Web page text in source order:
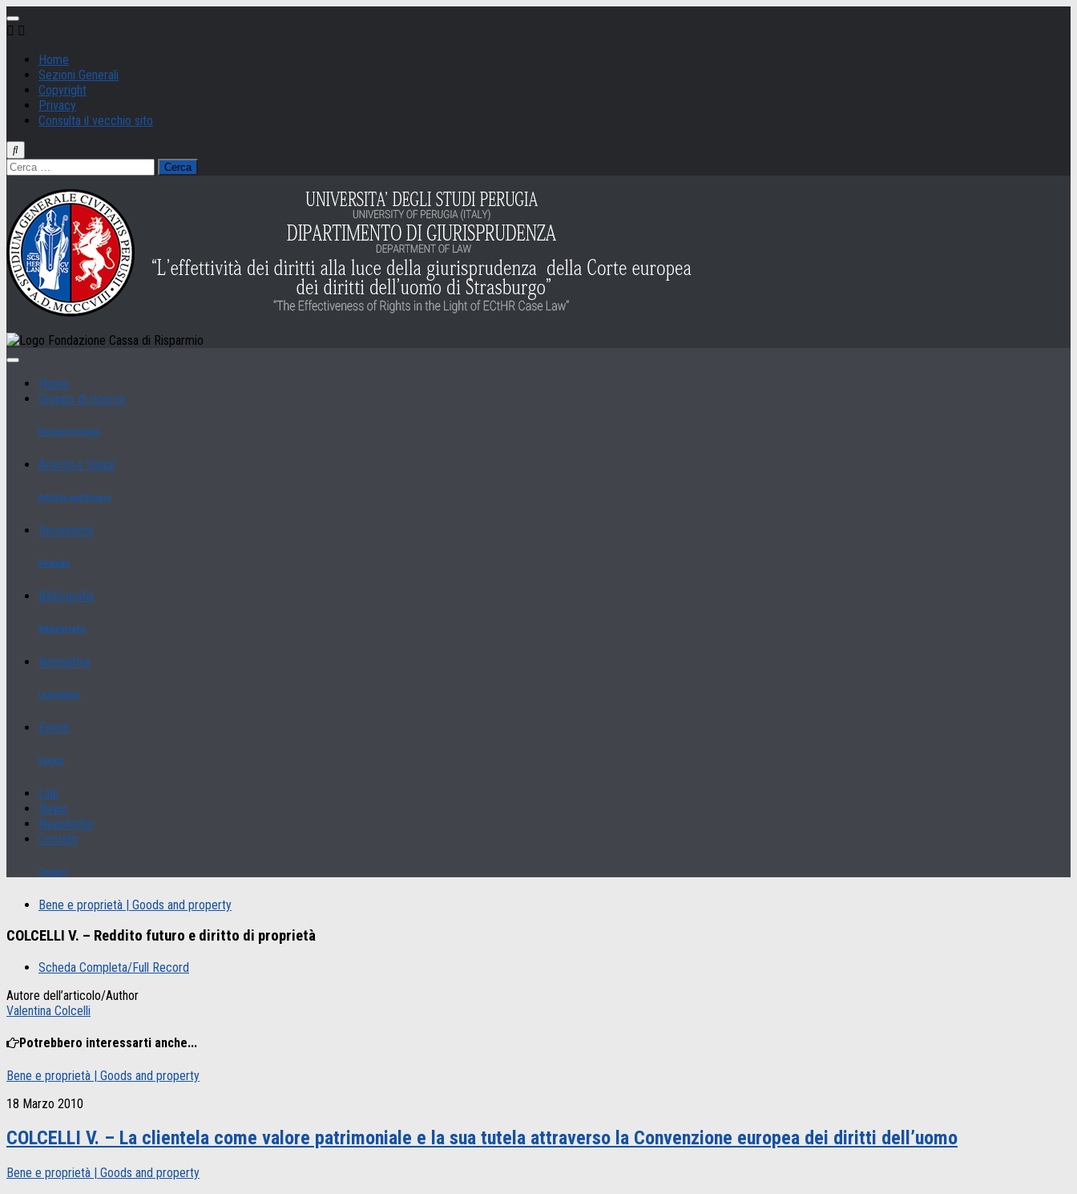
Salta
al
Home
Sezioni Generali
Copyright
Privacy
Consulta il vecchio sito
Ricerca
per:
Home
Gruppo di ricerca
Research Group
Articoli e Saggi
Articles and Essays
Recensioni
Reviews
Bibliografia
Bibliography
Normativa
Legislation
Eventi
Events
Link
News
Newsletter
Contatti
Contact
Bene e proprietà | Goods and property
COLCELLI V. – Reddito futuro e diritto di proprietà
Scheda Completa/Full Record
Autore dell’articolo/Author
Valentina Colcelli
Potrebbero interessarti anche...
Bene e proprietà | Goods and property
18 Marzo 2010
COLCELLI V. – La clientela come valore patrimoniale e la sua tutela attraverso la Convenzione europea dei diritti dell’uomo
Bene e proprietà | Goods and property